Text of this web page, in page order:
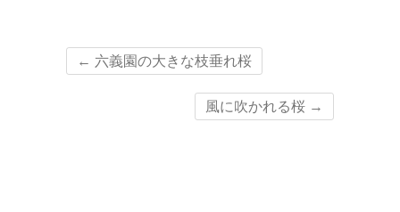
← 六義園の大きな枝垂れ桜
風に吹かれる桜 →